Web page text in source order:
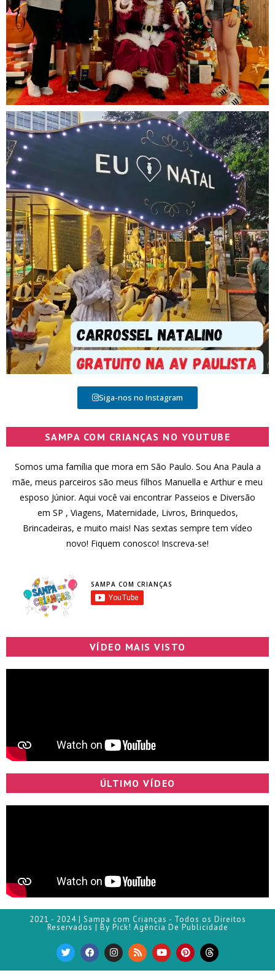
Siga-nos no Instagram
SAMPA COM CRIANÇAS NO YOUTUBE
Somos uma família que mora em São Paulo. Sou Ana Paula a
mãe, meus parceiros são meus filhos Manuella e Arthur e meu
esposo Júnior. Aqui você vai encontrar Passeios e Diversão
em SP , Viagens, Maternidade, Livros, Brinquedos,
Brincadeiras, e muito mais! Nas sextas sempre tem vídeo
novo! Fiquem conosco! Inscreva-se!
SAMPA COM CRIANÇAS
VÍDEO MAIS VISTO
ÚLTIMO VÍDEO
2021 - 2024 | Sampa com Crianças - Todos os Direitos
Reservados | By Pick! Agência De Publicidade